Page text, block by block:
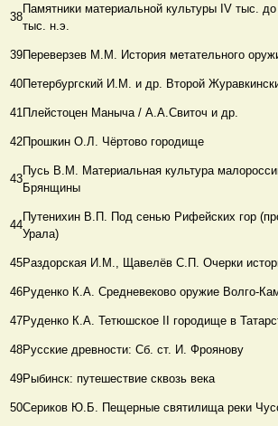
38
Памятники материальной культуры ΙV тыс. до
тыс. н.э.
39Переверзев М.М. История метательного
40Петербургский И.М. и др. Второй
41 Плейстоцен Маныча / А.А.Свиточ и др.
42Прошкин О.Л. Чёртово городище
43
Пусь В.М. Материальная культура
Брянщины
44
Путенихин В.П. Под сенью Рифейских гор
Урала)
45Раздорская И.М., Щавелёв С.П. Очерки
46Руденко К.А. Средневеково оружие Волго-
47Руденко К.А. Тетюшское ΙΙ городище в
48Русские древности: Сб. ст. И. Фроянову
49Рыбинск: путешествие сквозь века
50Сериков Ю.Б. Пещерные святилища реки